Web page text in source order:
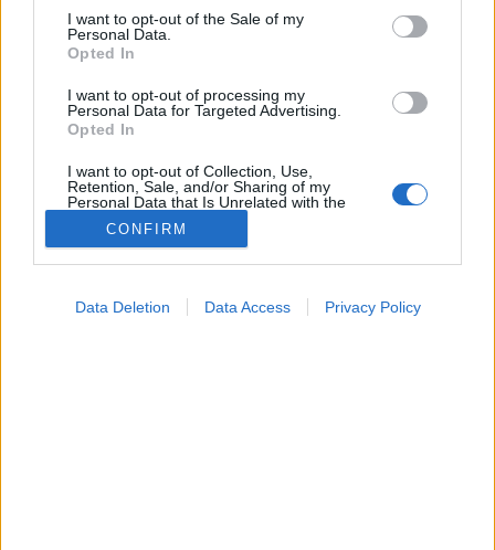
consent section.
I want to opt-out of the Sale of my
Personal Data.
Opted In
I want to opt-out of processing my
Personal Data for Targeted Advertising.
Opted In
I want to opt-out of Collection, Use,
Retention, Sale, and/or Sharing of my
Personal Data that Is Unrelated with the
Purposes for which it was collected.
Opted Out
CONFIRM
Data Deletion Data Access Privacy Policy
2026. április 26. 16:34
Küldés Küldés Messengeren